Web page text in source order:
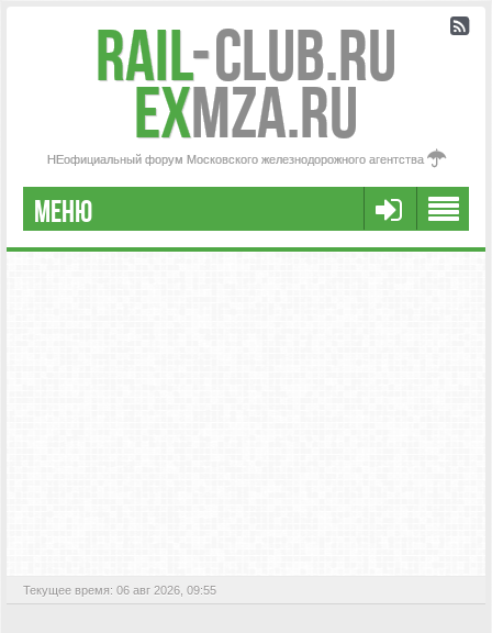
Rail-Club.RU
exMZA.RU
НЕофициальный форум Московского железнодорожного агентства
МЕНЮ
РЕГИСТРАЦИЯ
Текущее время: 06 авг 2026, 09:55